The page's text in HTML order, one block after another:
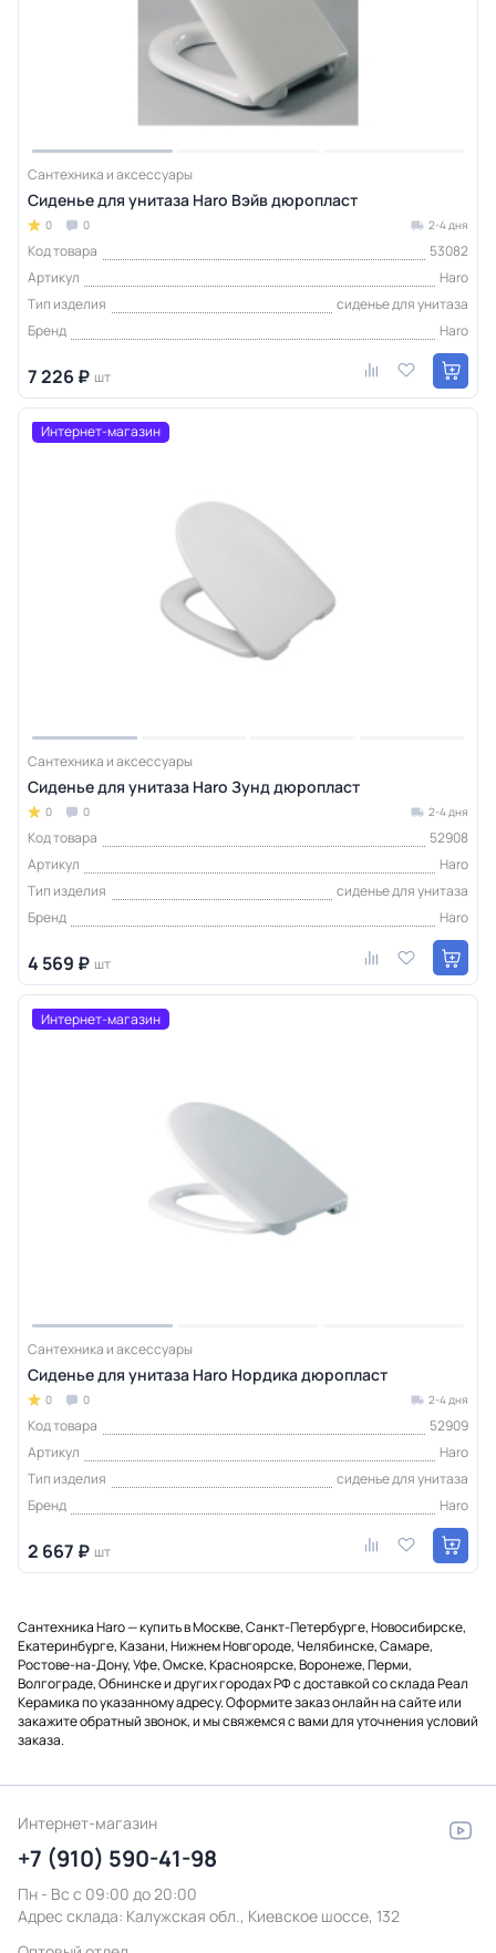
Сантехника и аксессуары
Сиденье для унитаза Haro Вэйв дюропласт
0 0 2-4 дня
Код товара
53082
Артикул
Haro
Тип изделия
сиденье для унитаза
Бренд
Haro
7 226 ₽ шт
Интернет-магазин
Сантехника и аксессуары
Сиденье для унитаза Haro Зунд дюропласт
0 0 2-4 дня
Код товара
52908
Артикул
Haro
Тип изделия
сиденье для унитаза
Бренд
Haro
4 569 ₽ шт
Интернет-магазин
Сантехника и аксессуары
Сиденье для унитаза Haro Нордика дюропласт
0 0 2-4 дня
Код товара
52909
Артикул
Haro
Тип изделия
сиденье для унитаза
Бренд
Haro
2 667 ₽ шт
Сантехника Haro — купить в Москве, Санкт-Петербурге, Новосибирске,
Екатеринбурге, Казани, Нижнем Новгороде, Челябинске, Самаре,
Ростове-на-Дону, Уфе, Омске, Красноярске, Воронеже, Перми,
Волгограде, Обнинске и других городах РФ с доставкой со склада Реал
Керамика по указанному адресу. Оформите заказ онлайн на сайте или
закажите обратный звонок, и мы свяжемся с вами для уточнения условий
заказа.
Интернет-магазин
+7 (910) 590-41-98
Пн - Вс с 09:00 до 20:00
Адрес склада: Калужская обл., Киевское шоссе, 132